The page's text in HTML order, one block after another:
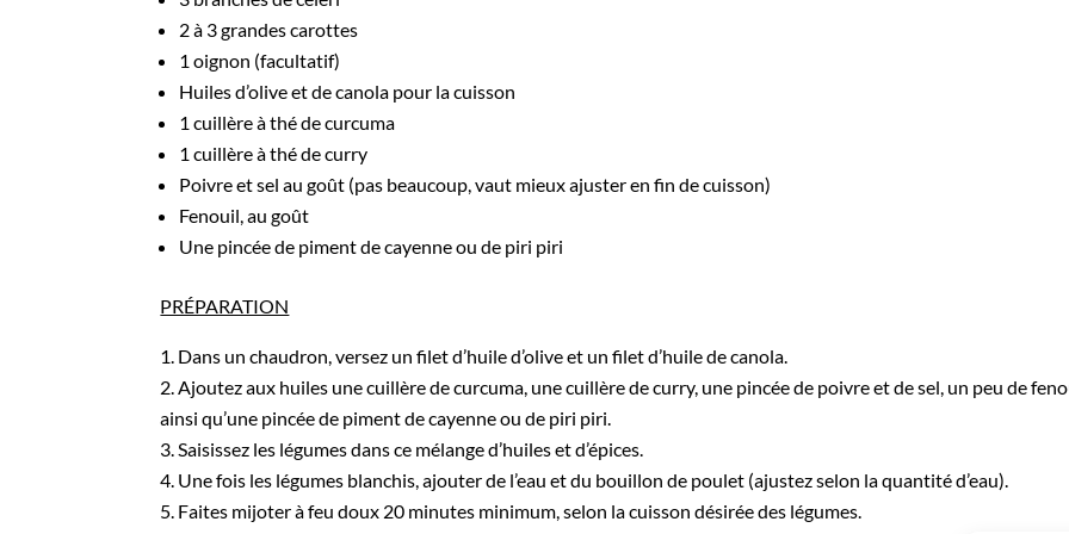
2 à 3 grandes carottes
1 oignon (facultatif)
Huiles d’olive et de canola pour la cuisson
1 cuillère à thé de curcuma
1 cuillère à thé de curry
Poivre et sel au goût (pas beaucoup, vaut mieux ajuster en fin de cuisson)
Fenouil, au goût
Une pincée de piment de cayenne ou de piri piri
PRÉPARATION
Dans un chaudron, versez un filet d’huile d’olive et un filet d’huile de canola.
Ajoutez aux huiles une cuillère de curcuma, une cuillère de curry, une pincée de poivre et de sel, un peu de
ainsi qu’une pincée de piment de cayenne ou de piri piri.
Saisissez les légumes dans ce mélange d’huiles et d’épices.
Une fois les légumes blanchis, ajouter de l’eau et du bouillon de poulet (ajustez selon la quantité d’eau).
Faites mijoter à feu doux 20 minutes minimum, selon la cuisson désirée des légumes.